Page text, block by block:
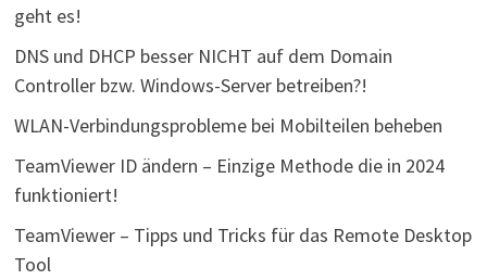
geht es!
DNS und DHCP besser NICHT auf dem Domain
Controller bzw. Windows-Server betreiben?!
WLAN-Verbindungsprobleme bei Mobilteilen beheben
TeamViewer ID ändern – Einzige Methode die in 2024
funktioniert!
TeamViewer – Tipps und Tricks für das Remote Desktop
Tool